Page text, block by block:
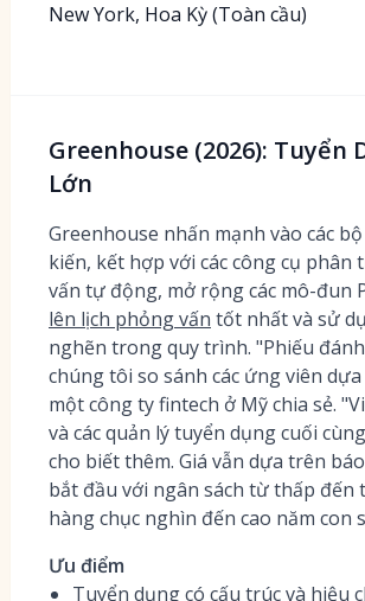
New York, Hoa Kỳ (Toàn cầu)
Greenhouse (2026): Tuyển
Lớn
Greenhouse nhấn mạnh vào các
kiến, kết hợp với các công cụ phân
vấn tự động, mở rộng các mô-đun
lên lịch phỏng vấn tốt nhất và sử
nghẽn trong quy trình. "Phiếu
chúng tôi so sánh các ứng viên
một công ty fintech ở Mỹ chia sẻ.
và các quản lý tuyển dụng cuối
cho biết thêm. Giá vẫn dựa trên
bắt đầu với ngân sách từ thấp
hàng chục nghìn đến cao năm
Ưu điểm
Tuyển dụng có cấu trúc và